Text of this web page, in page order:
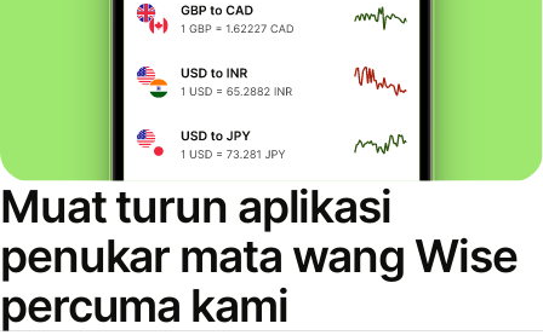
Muat turun aplikasi
penukar mata wang Wise
percuma kami